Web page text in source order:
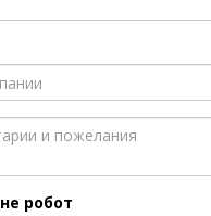
робот